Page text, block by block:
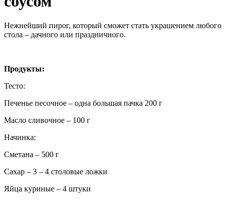
Нежнейший пирог, который сможет стать украшением любого
стола – дачного или праздничного.
Продукты:
Тесто:
Печенье песочное – одна большая пачка 200 г
Масло сливочное – 100 г
Начинка:
Сметана – 500 г
Сахар – 3 – 4 столовые ложки
Яйца куриные – 4 штуки